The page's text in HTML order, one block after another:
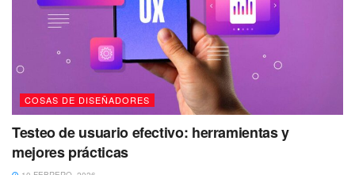
COSAS DE DISEÑADORES
Testeo de usuario efectivo: herramientas y
mejores prácticas